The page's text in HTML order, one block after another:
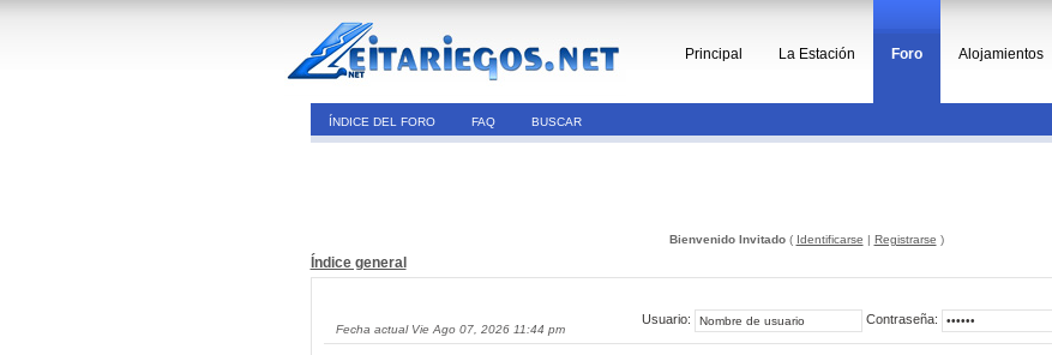
Principal La Estación Foro Alojamientos
ÍNDICE DEL FORO FAQ BUSCAR
Bienvenido Invitado( Identificarse | Registrarse )
Índice general
Fecha actual Vie Ago 07, 2026 11:44 pm
Usuario: Contraseña: